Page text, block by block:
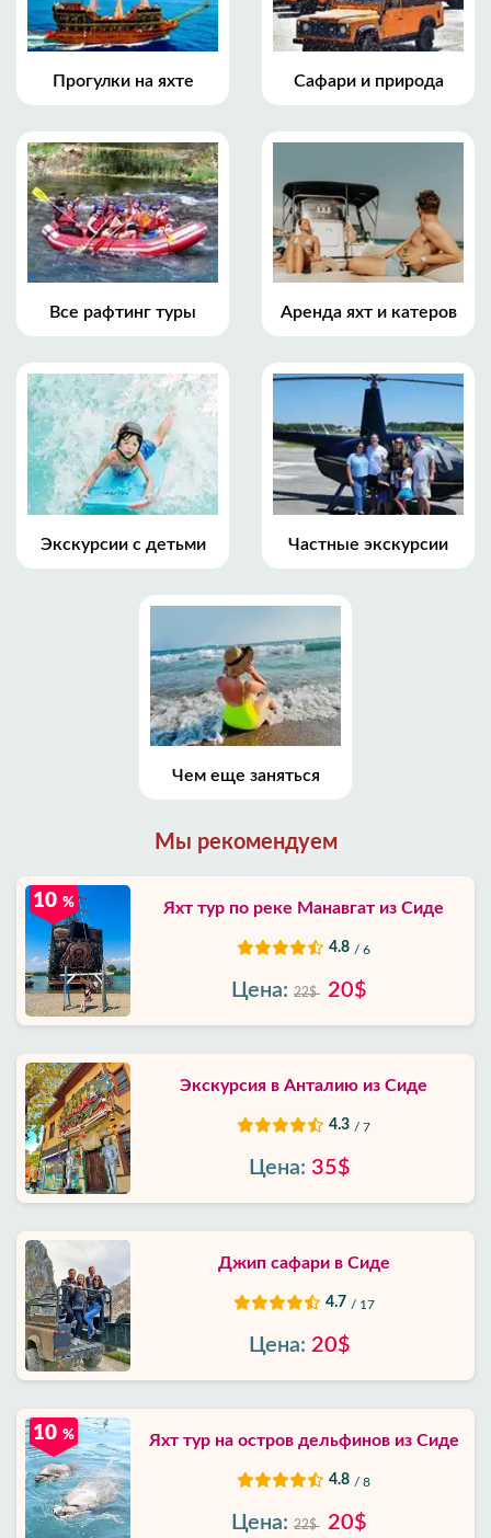
Прогулки на яхте Сафари и природа
Все рафтинг туры Аренда яхт и катеров
Экскурсии с детьми Частные экскурсии
Чем еще заняться
Мы рекомендуем
10 % Яхт тур по реке Манавгат из Сиде
4.8 / 6
Цена: 22$ 20$
Экскурсия в Анталию из Сиде
4.3 / 7
Цена: 35$
Джип сафари в Сиде
4.7 / 17
Цена: 20$
10 % Яхт тур на остров дельфинов из Сиде
4.8 / 8
Цена: 22$ 20$